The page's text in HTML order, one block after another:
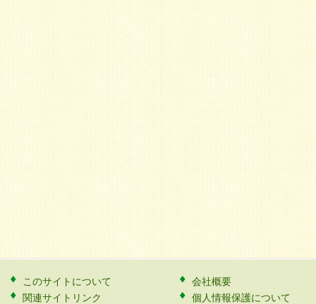
このサイトについて
関連サイトリンク
会社概要
個人情報保護について